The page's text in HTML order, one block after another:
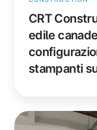
CRT
edile
stampanti
Culture